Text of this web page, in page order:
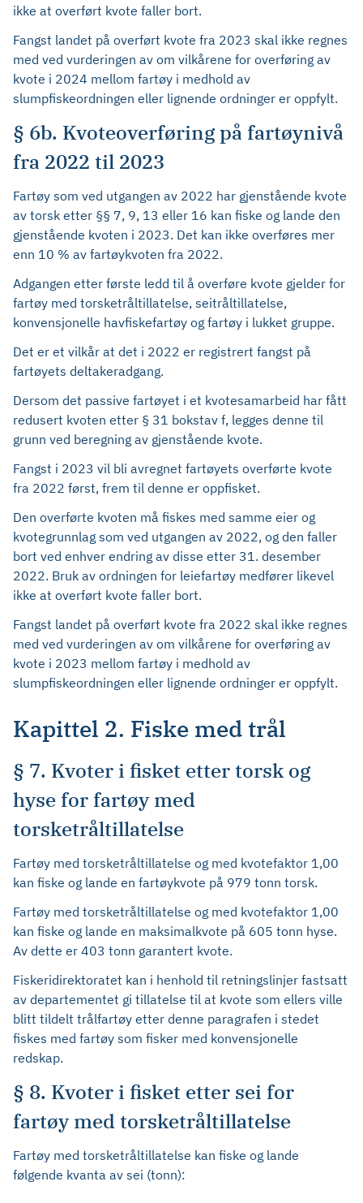
ikke at overført kvote faller bort.
Fangst landet på overført kvote fra 2023 skal ikke regnes
med ved vurderingen av om vilkårene for overføring av
kvote i 2024 mellom fartøy i medhold av
slumpfiskeordningen eller lignende ordninger er oppfylt.
§ 6b. Kvoteoverføring på fartøynivå
fra 2022 til 2023
Fartøy som ved utgangen av 2022 har gjenstående kvote
av torsk etter §§ 7, 9, 13 eller 16 kan fiske og lande den
gjenstående kvoten i 2023. Det kan ikke overføres mer
enn 10 % av fartøykvoten fra 2022.
Adgangen etter første ledd til å overføre kvote gjelder for
fartøy med torsketråltillatelse, seitråltillatelse,
konvensjonelle havfiskefartøy og fartøy i lukket gruppe.
Det er et vilkår at det i 2022 er registrert fangst på
fartøyets deltakeradgang.
Dersom det passive fartøyet i et kvotesamarbeid har fått
redusert kvoten etter § 31 bokstav f, legges denne til
grunn ved beregning av gjenstående kvote.
Fangst i 2023 vil bli avregnet fartøyets overførte kvote
fra 2022 først, frem til denne er oppfisket.
Den overførte kvoten må fiskes med samme eier og
kvotegrunnlag som ved utgangen av 2022, og den faller
bort ved enhver endring av disse etter 31. desember
2022. Bruk av ordningen for leiefartøy medfører likevel
ikke at overført kvote faller bort.
Fangst landet på overført kvote fra 2022 skal ikke regnes
med ved vurderingen av om vilkårene for overføring av
kvote i 2023 mellom fartøy i medhold av
slumpfiskeordningen eller lignende ordninger er oppfylt.
Kapittel 2. Fiske med trål
§ 7. Kvoter i fisket etter torsk og
hyse for fartøy med
torsketråltillatelse
Fartøy med torsketråltillatelse og med kvotefaktor 1,00
kan fiske og lande en fartøykvote på 979 tonn torsk.
Fartøy med torsketråltillatelse og med kvotefaktor 1,00
kan fiske og lande en maksimalkvote på 605 tonn hyse.
Av dette er 403 tonn garantert kvote.
Fiskeridirektoratet kan i henhold til retningslinjer fastsatt
av departementet gi tillatelse til at kvote som ellers ville
blitt tildelt trålfartøy etter denne paragrafen i stedet
fiskes med fartøy som fisker med konvensjonelle
redskap.
§ 8. Kvoter i fisket etter sei for
fartøy med torsketråltillatelse
Fartøy med torsketråltillatelse kan fiske og lande
følgende kvanta av sei (tonn):